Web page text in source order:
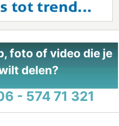
foto of video die je
delen?
- 574 71 321